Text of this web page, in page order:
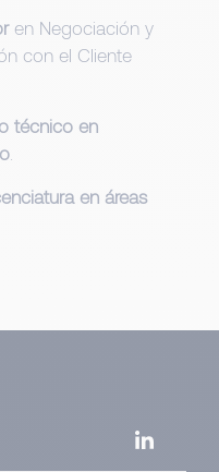
en Negociación y
con el Cliente
técnico en
en áreas